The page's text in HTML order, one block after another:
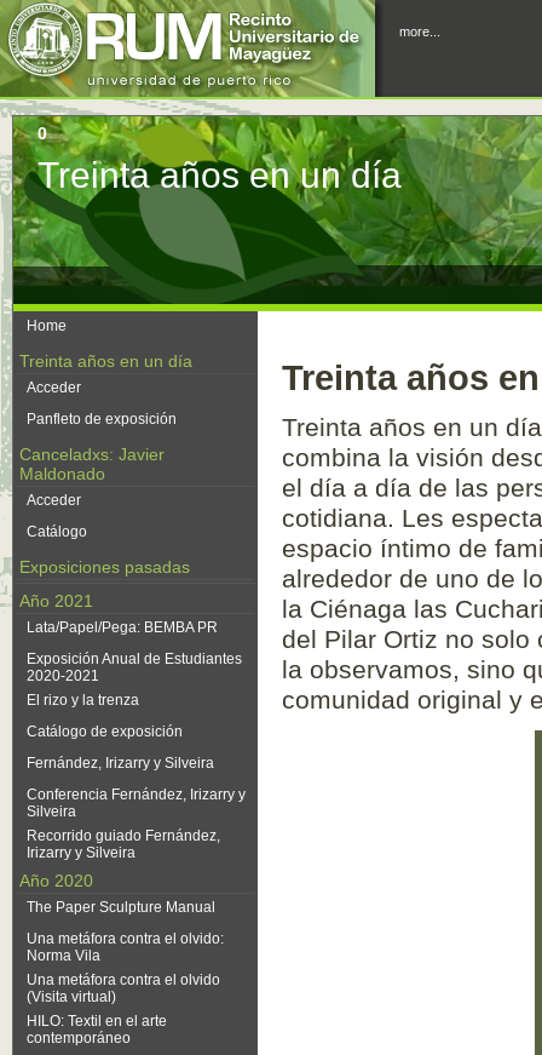
more...
0
Treinta años en un día
Home
Treinta años en un día
Acceder
Panfleto de exposición
Canceladxs: Javier
Maldonado
Acceder
Catálogo
Exposiciones pasadas
Año 2021
Lata/Papel/Pega: BEMBA PR
Exposición Anual de Estudiantes
2020-2021
El rizo y la trenza
Catálogo de exposición
Fernández, Irizarry y Silveira
Conferencia Fernández, Irizarry y
Silveira
Recorrido guiado Fernández,
Irizarry y Silveira
Año 2020
The Paper Sculpture Manual
Una metáfora contra el olvido:
Norma Vila
Una metáfora contra el olvido
(Visita virtual)
HILO: Textil en el arte
contemporáneo
Treinta años
Treinta años en un
combina la visión
el día a día de las
cotidiana. Les
espacio íntimo de
alrededor de uno de
la Ciénaga las
del Pilar Ortiz no solo
la observamos, sino
comunidad original y